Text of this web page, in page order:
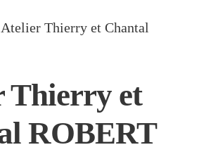
🇨🇭
Atelier Thierry et Chantal
Thierry et
ROBERT